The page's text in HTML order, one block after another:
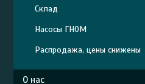
Склад
Насосы ГНОМ
Распродажа, цены снижены
О нас